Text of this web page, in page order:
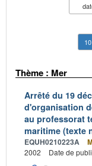
10
Thème : Mer
Arrêté du 19
d'organisation
au professorat
maritime (texte
EQUH0210223A
2002
Date de